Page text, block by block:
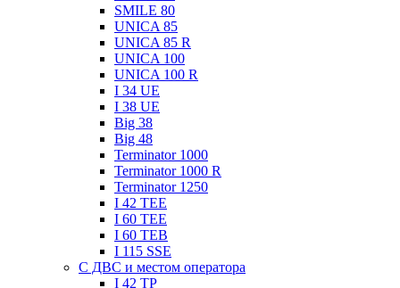
SMILE 80
UNICA 85
UNICA 85 R
UNICA 100
UNICA 100 R
I 34 UE
I 38 UE
Big 38
Big 48
Terminator 1000
Terminator 1000 R
Terminator 1250
I 42 TEE
I 60 TEE
I 60 TEB
I 115 SSE
C ДВC и местом оператора
I 42 TP